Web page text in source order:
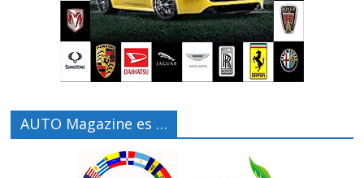
AUTO Magazine es …